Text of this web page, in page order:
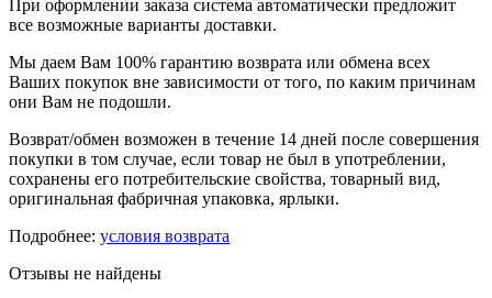
При оформлении заказа система автоматически предложит
все возможные варианты доставки.
Мы даем Вам 100% гарантию возврата или обмена всех
Ваших покупок вне зависимости от того, по каким причинам
они Вам не подошли.
Возврат/обмен возможен в течение 14 дней после совершения
покупки в том случае, если товар не был в употреблении,
сохранены его потребительские свойства, товарный вид,
оригинальная фабричная упаковка, ярлыки.
Подробнее: условия возврата
Отзывы не найдены